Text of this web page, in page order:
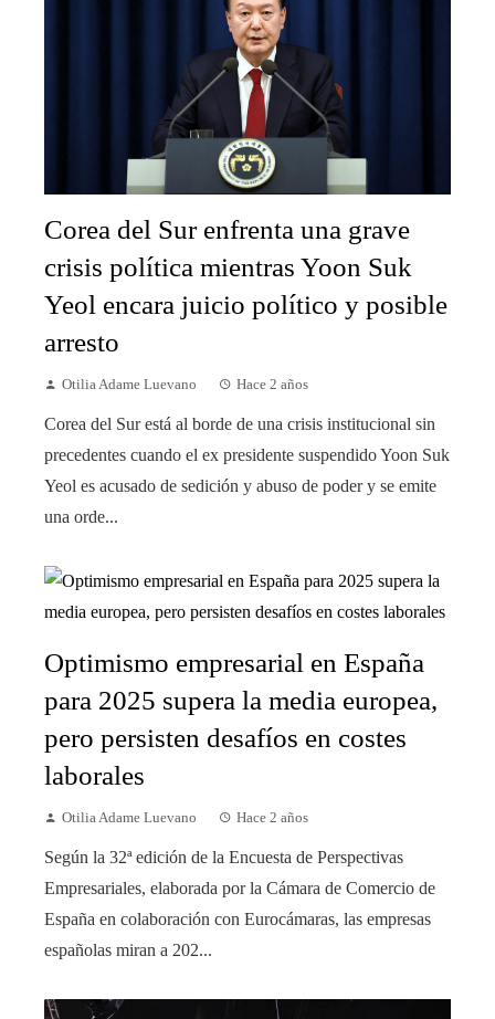
Corea del Sur enfrenta una grave
crisis política mientras Yoon Suk
Yeol encara juicio político y posible
arresto
Otilia Adame Luevano Hace 2 años
Corea del Sur está al borde de una crisis institucional sin
precedentes cuando el ex presidente suspendido Yoon Suk
Yeol es acusado de sedición y abuso de poder y se emite
una orde...
Optimismo empresarial en España
para 2025 supera la media europea,
pero persisten desafíos en costes
laborales
Otilia Adame Luevano Hace 2 años
Según la 32ª edición de la Encuesta de Perspectivas
Empresariales, elaborada por la Cámara de Comercio de
España en colaboración con Eurocámaras, las empresas
españolas miran a 202...